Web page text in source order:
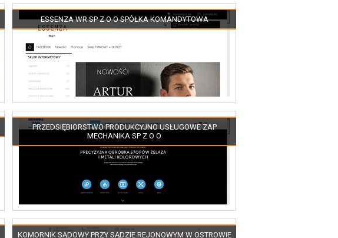
ESSENZA WR SP Z O O SPÓŁKA KOMANDYTOWA
PRZEDSIĘBIORSTWO PRODUKCYJNO USŁUGOWE ZAP
MECHANIKA SP Z O O
KOMORNIK SĄDOWY PRZY SĄDZIE REJONOWYM W OSTROWIE